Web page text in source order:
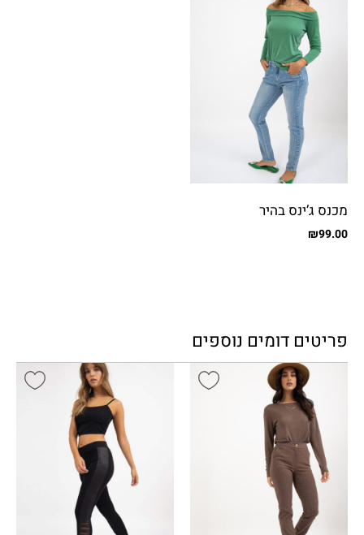
מכנס ג’ינס בהיר
₪99.00
פריטים דומים נוספים